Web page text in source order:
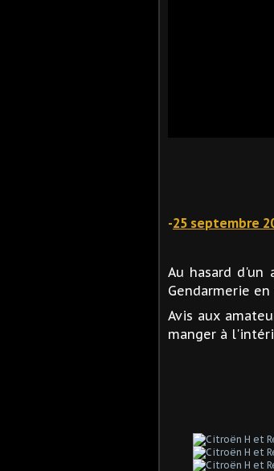
-25 septembre
Au hasard
Gendarmerie
Avis aux
manger à